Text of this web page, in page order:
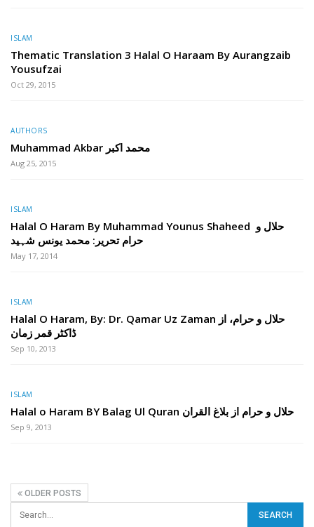
ISLAM
Thematic Translation 3 Halal O Haraam By Aurangzaib
Yousufzai
Oct 29, 2015
AUTHORS
Muhammad Akbar محمد اکبر
Aug 25, 2015
ISLAM
Halal O Haram By Muhammad Younus Shaheed حلال و
May 17, 2014
ISLAM
Halal O Haram, By: Dr. Qamar Uz Zaman حلال و حرام، از
ڈاکٹر قمر زمان
Sep 10, 2013
ISLAM
Halal o Haram BY Balag Ul Quran حلال و حرام از بلاغ القران
Sep 9, 2013
OLDER POSTS